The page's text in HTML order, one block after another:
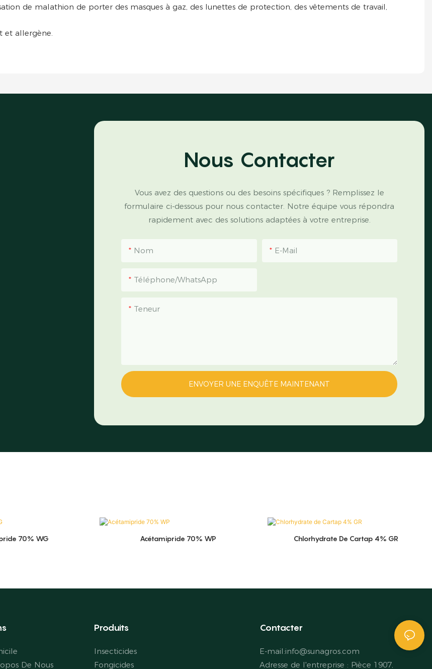
de malathion de porter des masques à gaz, des lunettes de protection, des vêtements de travail,
et allergène.
Nous Contacter
Vous avez des questions ou des besoins spécifiques ? Remplissez le
formulaire ci-dessous pour nous contacter. Notre équipe vous répondra
rapidement avec des solutions adaptées à votre entreprise.
Nom E-Mail
Téléphone/WhatsApp
Teneur
ENVOYER UNE ENQUÊTE MAINTENANT
70% WG Acétamipride 70% WP Chlorhydrate De Cartap 4% GR
De Nous
Produits
Insecticides
Fongicides
Contacter
E-mail:info@sunagros.com
Adresse de l'entreprise : Pièce 1907,